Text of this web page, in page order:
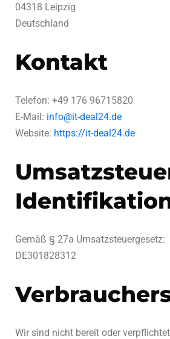
04318 Leipzig
Deutschland
Kontakt
Telefon: +49 176 96715820
E-Mail: info@it-deal24.de
Website: https://it-deal24.de
Gemäß § 27a Umsatzsteuergesetz:
DE301828312
Wir sind nicht bereit oder